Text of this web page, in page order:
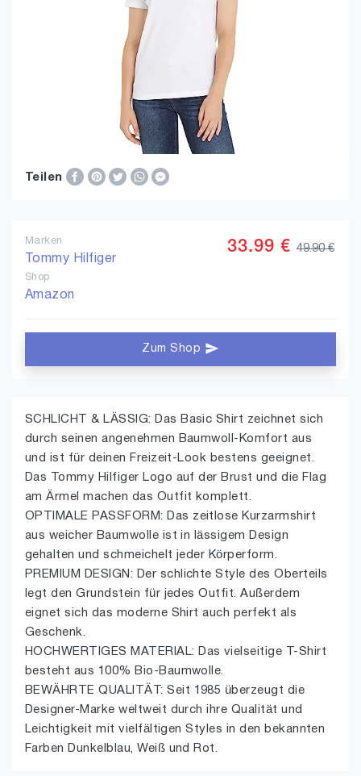
Teilen
Marken
Tommy Hilfiger
Shop
Amazon
33.99 € 49.90 €
Zum Shop
SCHLICHT & LÄSSIG: Das Basic Shirt zeichnet sich
durch seinen angenehmen Baumwoll-Komfort aus
und ist für deinen Freizeit-Look bestens geeignet.
Das Tommy Hilfiger Logo auf der Brust und die Flag
am Ärmel machen das Outfit komplett.
OPTIMALE PASSFORM: Das zeitlose Kurzarmshirt
aus weicher Baumwolle ist in lässigem Design
gehalten und schmeichelt jeder Körperform.
PREMIUM DESIGN: Der schlichte Style des Oberteils
legt den Grundstein für jedes Outfit. Außerdem
eignet sich das moderne Shirt auch perfekt als
Geschenk.
HOCHWERTIGES MATERIAL: Das vielseitige T-Shirt
besteht aus 100% Bio-Baumwolle.
BEWÄHRTE QUALITÄT: Seit 1985 überzeugt die
Designer-Marke weltweit durch ihre Qualität und
Leichtigkeit mit vielfältigen Styles in den bekannten
Farben Dunkelblau, Weiß und Rot.